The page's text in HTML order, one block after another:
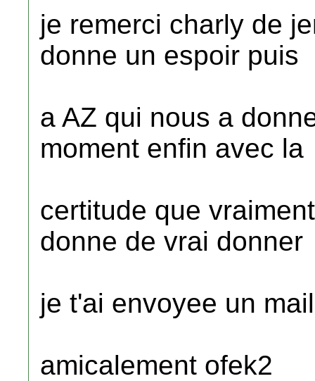
je remerci charly de
donne un espoir puis
a AZ qui nous a
moment enfin avec la
certitude que
donne de vrai donner
je t'ai envoyee un
amicalement ofek2